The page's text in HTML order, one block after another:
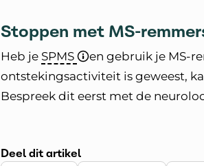
Stoppen met MS-
Heb je SPMS
en gebruik je MS-
ontstekingsactiviteit is geweest,
Bespreek dit eerst met de
Deel dit artikel